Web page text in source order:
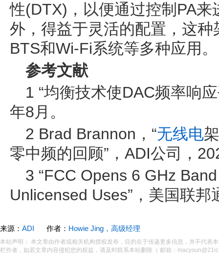
性(DTX)，以便通过控制PA
外，得益于灵活的配置，这
BTS和Wi-Fi系统等多种应用。
参考文献
1 “均衡技术使DAC频率响
年8月。
2 Brad Brannon，“无线电
零中频的回顾”，ADI公司，
3 “FCC Opens 6 GHz
Unlicensed Uses”，美国联
来源： ADI 作者： Howie Jing，高级经理
本站声明： 本文章由作者或相关机构授权发布，目的在于传递更多信息，并不代表
栏作者，如若文章内容侵犯您的权益，请及时联系本站删除（ 邮箱：